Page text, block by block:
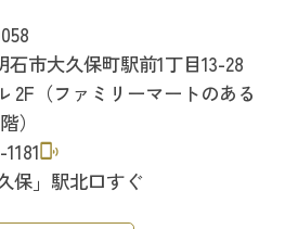
石市大久保町駅前1丁目13-28
2F（ファミリーマートのある
）
保」駅北口すぐ